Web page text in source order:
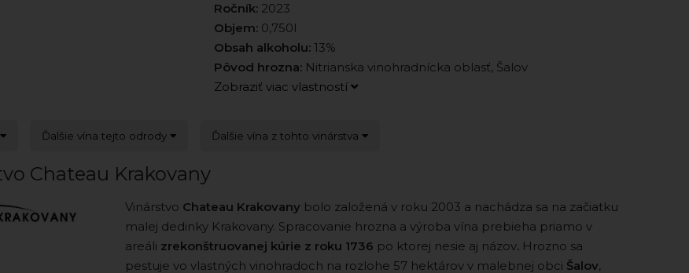
Ročník:2023
Objem:0,750l
Obsah alkoholu:13%
Pôvod hrozna:Nitrianska vinohradnícka oblasť, Šalov
Zobraziť viac vlastností
Ďalšie vína tejto odrody Ďalšie vína z tohto vinárstva
Chateau Krakovany
Vinárstvo Chateau Krakovany bolo založená v roku 2003 a nachádza sa na začiatku
malej dedinky Krakovany. Spracovanie hrozna a výroba vína prebieha priamo v
areáli zrekonštruovanej kúrie z roku 1736 po ktorej nesie aj názov. Hrozno sa
pestuje vo vlastných vinohradoch na rozlohe 57 hektárov v malebnej obci Šalov,